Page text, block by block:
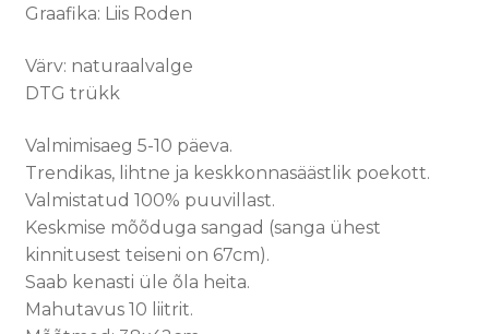
Graafika: Liis Roden
Värv: naturaalvalge
DTG trükk
Valmimisaeg 5-10 päeva.
Trendikas, lihtne ja keskkonnasäästlik poekott.
Valmistatud 100% puuvillast.
Keskmise mõõduga sangad (sanga ühest
kinnitusest teiseni on 67cm).
Saab kenasti üle õla heita.
Mahutavus 10 liitrit.